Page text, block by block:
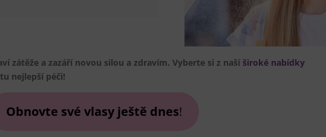
zátěže a zazáří novou silou a zdravím. Vyberte si z naší široké nabídky
nejlepší péči!
Obnovte své vlasy ještě dnes!